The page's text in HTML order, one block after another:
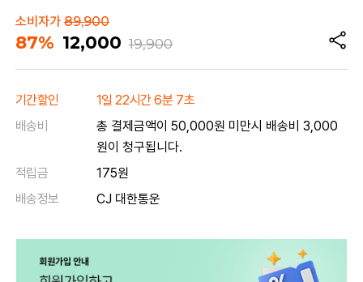
소비자가89,900
87% 12,000 19,900
기간할인
1일 22시간 6분 7초
배송비
총 결제금액이 50,000원 미만시 배송비 3,000
원이 청구됩니다.
적립금
175원
배송정보
CJ 대한통운